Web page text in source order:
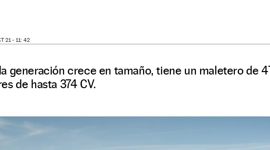
21 - 11: 42
generación crece en tamaño, tiene un maletero de
de hasta 374 CV.